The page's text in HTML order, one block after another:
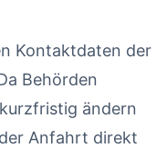
Kontaktdaten der
Behörden
ändern
Anfahrt direkt